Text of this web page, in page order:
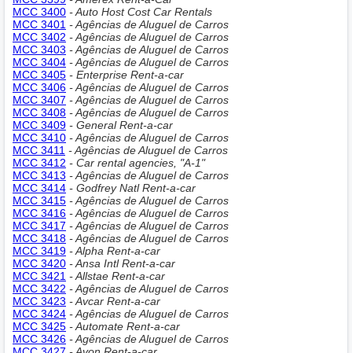
MCC 3400 - Auto Host Cost Car Rentals
MCC 3401 - Agências de Aluguel de Carros
MCC 3402 - Agências de Aluguel de Carros
MCC 3403 - Agências de Aluguel de Carros
MCC 3404 - Agências de Aluguel de Carros
MCC 3405 - Enterprise Rent-a-car
MCC 3406 - Agências de Aluguel de Carros
MCC 3407 - Agências de Aluguel de Carros
MCC 3408 - Agências de Aluguel de Carros
MCC 3409 - General Rent-a-car
MCC 3410 - Agências de Aluguel de Carros
MCC 3411 - Agências de Aluguel de Carros
MCC 3412 - Car rental agencies, "A-1"
MCC 3413 - Agências de Aluguel de Carros
MCC 3414 - Godfrey Natl Rent-a-car
MCC 3415 - Agências de Aluguel de Carros
MCC 3416 - Agências de Aluguel de Carros
MCC 3417 - Agências de Aluguel de Carros
MCC 3418 - Agências de Aluguel de Carros
MCC 3419 - Alpha Rent-a-car
MCC 3420 - Ansa Intl Rent-a-car
MCC 3421 - Allstae Rent-a-car
MCC 3422 - Agências de Aluguel de Carros
MCC 3423 - Avcar Rent-a-car
MCC 3424 - Agências de Aluguel de Carros
MCC 3425 - Automate Rent-a-car
MCC 3426 - Agências de Aluguel de Carros